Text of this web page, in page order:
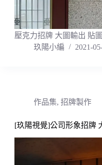
壓克力招牌 大圖輸出 貼
玖陽小編
2021-
作品集, 招牌製作
[玖陽視覺]公司形象招牌